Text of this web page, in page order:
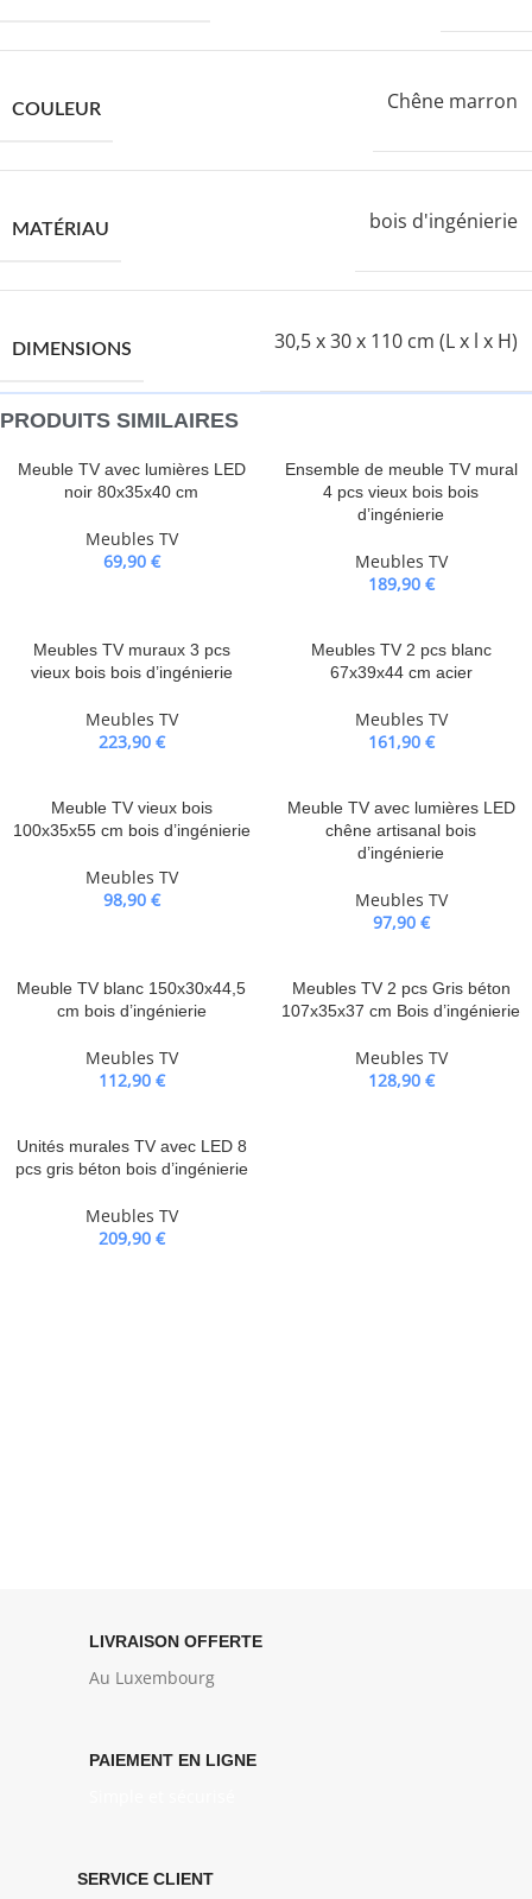
COULEUR Chêne marron
MATÉRIAU bois d'ingénierie
DIMENSIONS 30,5 x 30 x 110 cm (L x l x H)
PRODUITS SIMILAIRES
Meuble TV avec lumières LED
noir 80x35x40 cm
Meubles TV
69,90 €
Ensemble de meuble TV mural
4 pcs vieux bois bois
d’ingénierie
Meubles TV
189,90 €
Meubles TV muraux 3 pcs
vieux bois bois d’ingénierie
Meubles TV
223,90 €
Meubles TV 2 pcs blanc
67x39x44 cm acier
Meubles TV
161,90 €
Meuble TV vieux bois
100x35x55 cm bois d’ingénierie
Meubles TV
98,90 €
Meuble TV avec lumières LED
chêne artisanal bois
d’ingénierie
Meubles TV
97,90 €
Meuble TV blanc 150x30x44,5
cm bois d’ingénierie
Meubles TV
112,90 €
Meubles TV 2 pcs Gris béton
107x35x37 cm Bois d’ingénierie
Meubles TV
128,90 €
Unités murales TV avec LED 8
pcs gris béton bois d’ingénierie
Meubles TV
209,90 €
LIVRAISON OFFERTE
Au Luxembourg
PAIEMENT EN LIGNE
SERVICE CLIENT